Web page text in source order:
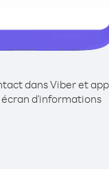
dans Viber et
écran d'informations